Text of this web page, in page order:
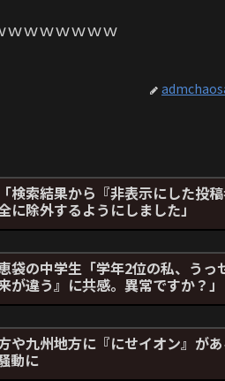
ｗｗｗｗｗｗｗ
検索結果から『非表示にした投
に除外するようにしました」
袋の中学生「学年2位の私、うっ
が違う』に共感。異常ですか？」
や九州地方に『にせイオン』があ
動に